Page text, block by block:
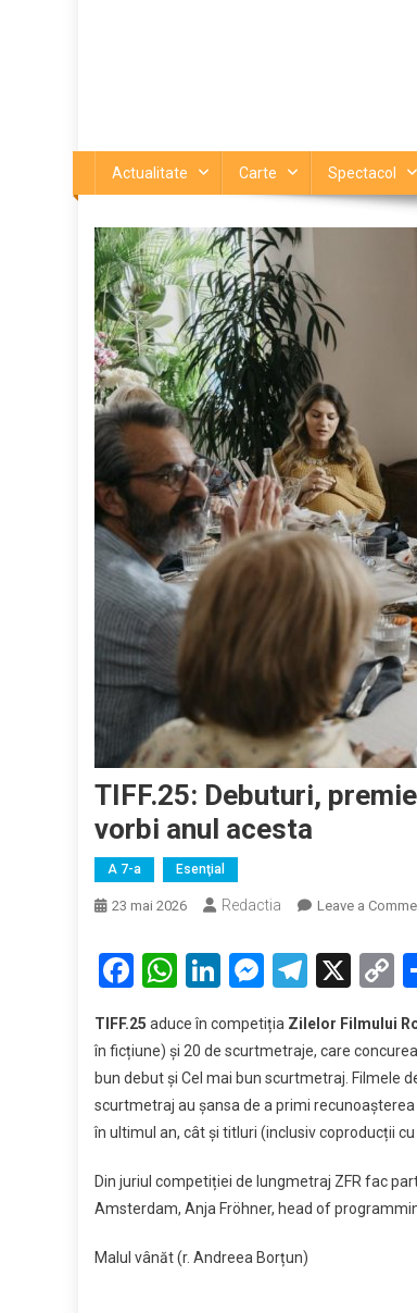
Actualitate Carte Spectacol
TIFF.25: Debuturi,
vorbi anul acesta
A 7-a Esenţial
23 mai 2026 Redactia Leave a
Facebook
WhatsApp
LinkedIn X
TIFF.25 aduce în competiția Zilelor Filmului
în ficțiune) și 20 de scurtmetraje, care
bun debut și Cel mai bun scurtmetraj. Filmele
scurtmetraj au șansa de a primi
în ultimul an, cât și titluri (inclusiv coproducții
Din juriul competiției de lungmetraj ZFR fac
Amsterdam, Anja Fröhner, head of
Malul vânăt (r. Andreea Borțun)